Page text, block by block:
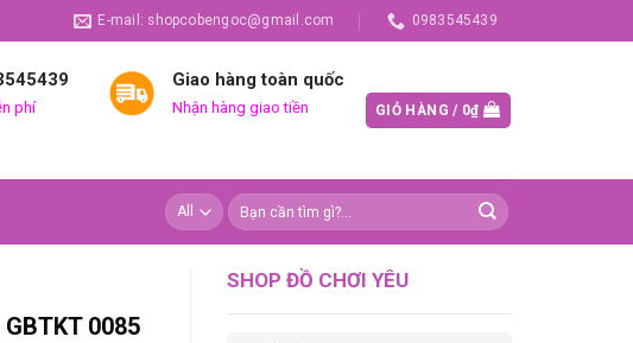
E-mail: shopcobengoc@gmail.com 0983545439
phí
Giao hàng toàn quốc
Nhận hàng giao tiền GIỎ HÀNG / 0₫
SHOP ĐỒ CHƠI YÊU
0085